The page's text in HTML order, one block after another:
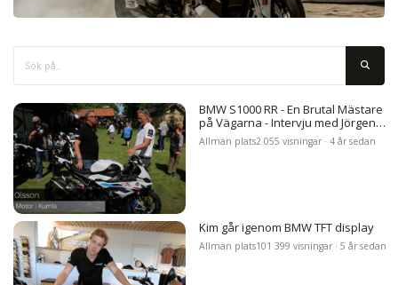
BMW S1000 RR - En Brutal Mästare
på Vägarna - Intervju med Jörgen
från Carlbarks Motor
Allmän plats2 055 visningar · 4 år sedan
Kim går igenom BMW TFT display
Allmän plats101 399 visningar · 5 år sedan